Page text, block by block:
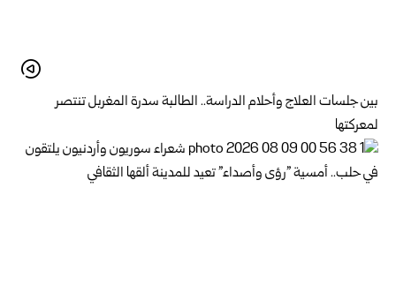
بين جلسات العلاج وأحلام الدراسة.. الطالبة سدرة المغربل تنتصر
لمعركتها